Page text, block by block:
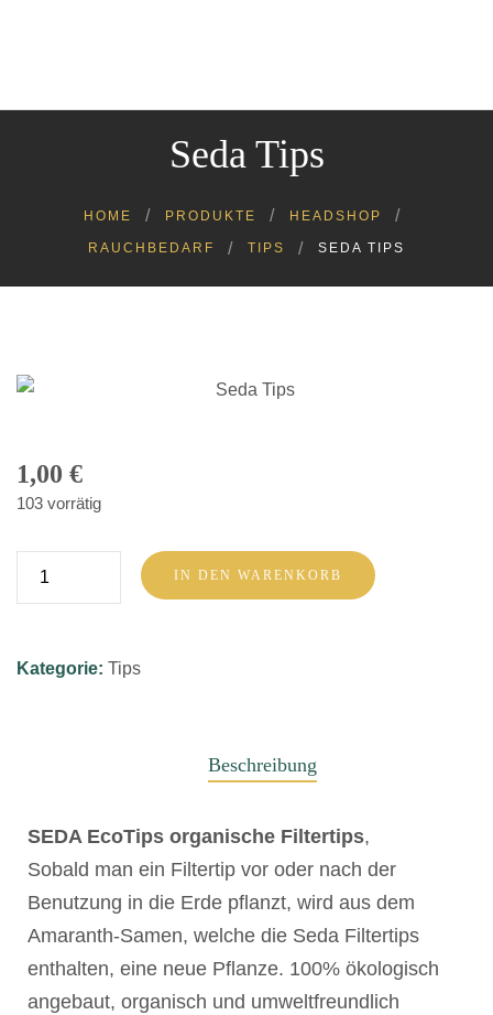
Growshop
Kratom
Kosmetik
Seda Tips
HOME PRODUKTE HEADSHOP
RAUCHBEDARF TIPS SEDA TIPS
1,00 €
103 vorrätig
Seda
IN DEN WARENKORB
Kategorie: Tips
Beschreibung
SEDA EcoTips organische Filtertips,
Sobald man ein Filtertip vor oder nach der
Benutzung in die Erde pflanzt, wird aus dem
Amaranth-Samen, welche die Seda Filtertips
enthalten, eine neue Pflanze. 100% ökologisch
angebaut, organisch und umweltfreundlich